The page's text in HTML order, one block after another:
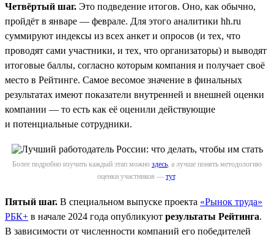
Четвёртый шаг. Это подведение итогов. Оно, как обычно,
пройдёт в январе — феврале. Для этого аналитики hh.ru
суммируют индексы из всех анкет и опросов (и тех, что
проводят сами участники, и тех, что организаторы) и выводят
итоговые баллы, согласно которым компания и получает своё
место в Рейтинге. Самое весомое значение в финальных
результатах имеют показатели внутренней и внешней оценки
компании — то есть как её оценили действующие
и потенциальные сотрудники.
Более подробно изучить каждый этап можно здесь, а лучше понять методологию
оценки участников — тут.
Пятый шаг. В специальном выпуске проекта «Рынок труда»
РБК+ в начале 2024 года опубликуют результаты Рейтинга.
В зависимости от численности компаний его победителей